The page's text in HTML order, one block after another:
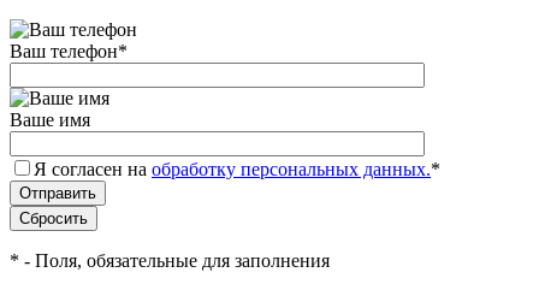
Ваш телефон*
Ваше имя
Я согласен на обработку персональных данных.*
* - Поля, обязательные для заполнения